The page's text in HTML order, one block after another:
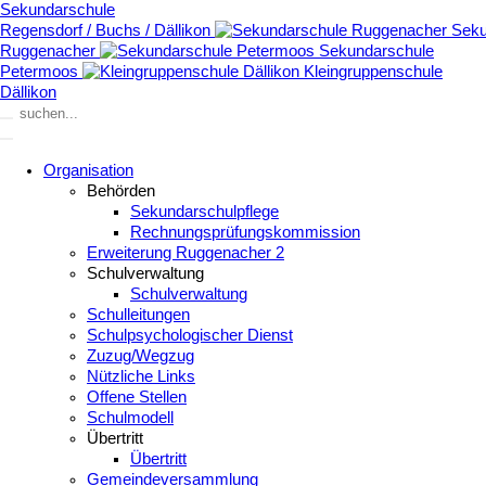
Sekundarschule
Regensdorf / Buchs / Dällikon
Ruggenacher
Sekundarschule
Petermoos
Kleingruppenschule
Dällikon
Organisation
Behörden
Sekundarschulpflege
Rechnungsprüfungskommission
Erweiterung Ruggenacher 2
Schulverwaltung
Schulverwaltung
Schulleitungen
Schulpsychologischer Dienst
Zuzug/Wegzug
Nützliche Links
Offene Stellen
Schulmodell
Übertritt
Übertritt
Gemeindeversammlung